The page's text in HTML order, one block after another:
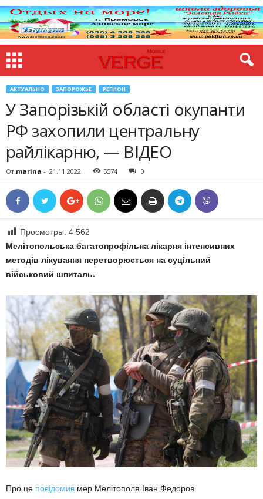
АКТУАЛЬНО ЗАПОРОЖЬЕ РЕГИОН
У Запорізькій області окупанти
РФ захопили центральну
райлікарню, — ВІДЕО
От marina - 21.11.2022 5574 0
Просмотры: 4 562
Мелітопольська багатопрофільна лікарня інтенсивних
методів лікування перетворюється на суцільний
військовий шпиталь.
Про це повідомив мер Мелітополя Іван Федоров.